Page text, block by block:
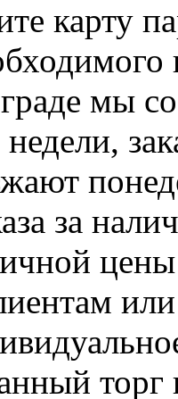
карту
мы
за
торг